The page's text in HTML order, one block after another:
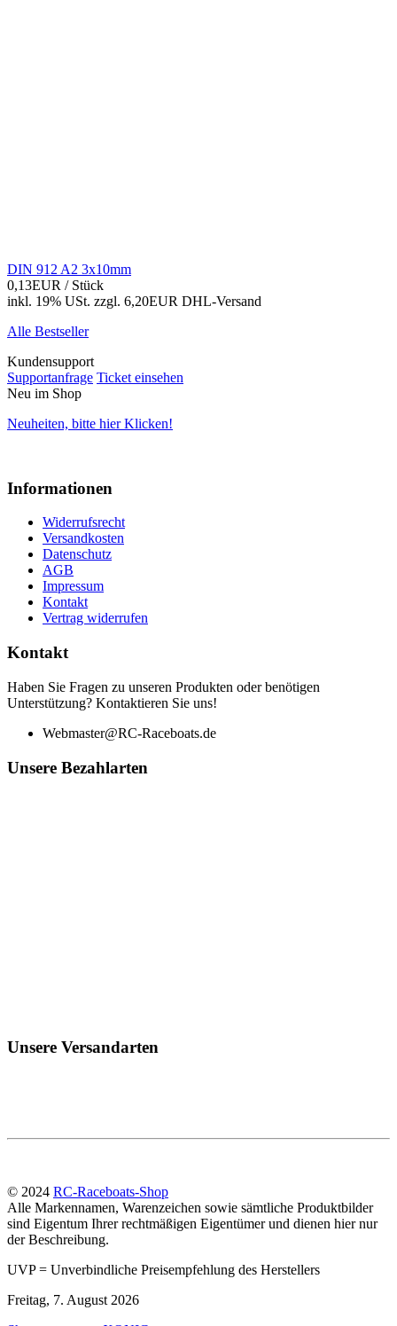
DIN 912 A2 3x10mm
0,13EUR / Stück
inkl. 19% USt. zzgl. 6,20EUR DHL-Versand
Alle Bestseller
Kundensupport
Supportanfrage Ticket einsehen
Neu im Shop
Neuheiten, bitte hier Klicken!
Informationen
Widerrufsrecht
Versandkosten
Datenschutz
AGB
Impressum
Kontakt
Vertrag widerrufen
Kontakt
Haben Sie Fragen zu unseren Produkten oder benötigen
Unterstützung? Kontaktieren Sie uns!
Webmaster@RC-Raceboats.de
Unsere Bezahlarten
Unsere Versandarten
© 2024 RC-Raceboats-Shop
Alle Markennamen, Warenzeichen sowie sämtliche Produktbilder
sind Eigentum Ihrer rechtmäßigen Eigentümer und dienen hier nur
der Beschreibung.
UVP = Unverbindliche Preisempfehlung des Herstellers
Freitag, 7. August 2026